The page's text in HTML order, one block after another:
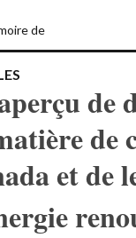
de
de
de
et de